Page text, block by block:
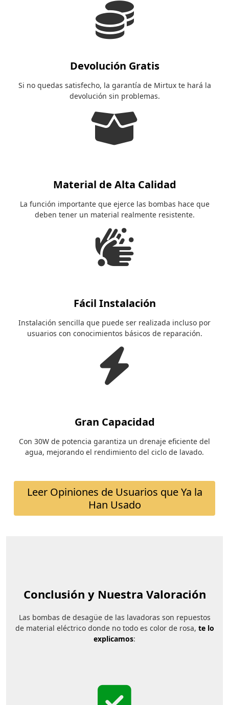
fas
fa-
Devolución Gratis
Si no quedas satisfecho, la garantía de Mirtux te hará la
devolución sin problemas.
Material de Alta Calidad
La función importante que ejerce las bombas hace que
deben tener un material realmente resistente.
Fácil Instalación
Instalación sencilla que puede ser realizada incluso por
usuarios con conocimientos básicos de reparación.
Gran Capacidad
Con 30W de potencia garantiza un drenaje eficiente del
agua, mejorando el rendimiento del ciclo de lavado.
Leer Opiniones de Usuarios que Ya la
Han Usado
Conclusión y Nuestra Valoración
Las bombas de desagüe de las lavadoras son repuestos
de material eléctrico donde no todo es color de rosa, te lo
explicamos:
Nos